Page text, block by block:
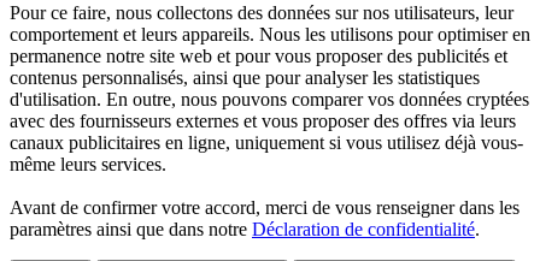
Pour ce faire, nous collectons des données sur nos utilisateurs, leur
comportement et leurs appareils. Nous les utilisons pour optimiser en
permanence notre site web et pour vous proposer des publicités et
contenus personnalisés, ainsi que pour analyser les statistiques
d'utilisation. En outre, nous pouvons comparer vos données cryptées
avec des fournisseurs externes et vous proposer des offres via leurs
canaux publicitaires en ligne, uniquement si vous utilisez déjà vous-
même leurs services.
Avant de confirmer votre accord, merci de vous renseigner dans les
paramètres ainsi que dans notre Déclaration de confidentialité.